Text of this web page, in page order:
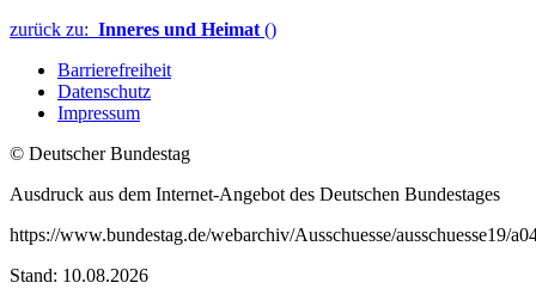
zurück zu: Inneres und Heimat ()
Barrierefreiheit
Datenschutz
Impressum
© Deutscher Bundestag
Ausdruck aus dem Internet-Angebot des Deutschen Bundestages
https://www.bundestag.de/webarchiv/Ausschuesse/ausschuesse19/
Stand: 10.08.2026